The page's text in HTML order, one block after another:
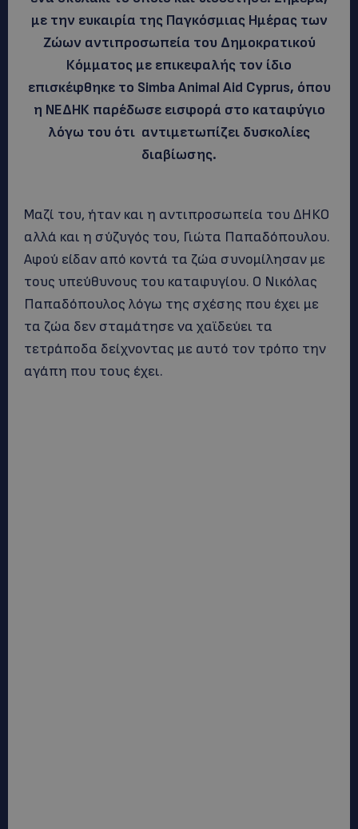
με την ευκαιρία της Παγκόσμιας Ημέρας των
Ζώων αντιπροσωπεία του Δημοκρατικού
Κόμματος με επικεφαλής τον ίδιο
επισκέφθηκε το Simba Animal Aid Cyprus, όπου
η ΝΕΔΗΚ παρέδωσε εισφορά στο καταφύγιο
λόγω του ότι αντιμετωπίζει δυσκολίες
διαβίωσης.
Μαζί του, ήταν και η αντιπροσωπεία του ΔΗΚΟ
αλλά και η σύζυγός του, Γιώτα Παπαδόπουλου.
Αφού είδαν από κοντά τα ζώα συνομίλησαν με
τους υπεύθυνους του καταφυγίου. Ο Νικόλας
Παπαδόπουλος λόγω της σχέσης που έχει με
τα ζώα δεν σταμάτησε να χαϊδεύει τα
τετράποδα δείχνοντας με αυτό τον τρόπο την
αγάπη που τους έχει.